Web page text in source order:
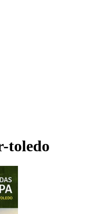
toledo